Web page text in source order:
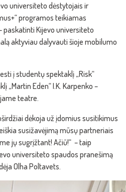
universiteto dėstytojais ir
programos teikiamas
paskatinti Kijevo universiteto
aktyviau dalyvauti šioje mobilumo
į studentų spektaklį „Risk“
„Martin Eden“ I.K. Karpenko –
teatre.
dėkoja už įdomius susitikimus
susižavėjimą mūsų partneriais
jų sugrįžtant! Ačiū!“ – taip
universiteto spaudos pranešimą
Olha Poltavets.